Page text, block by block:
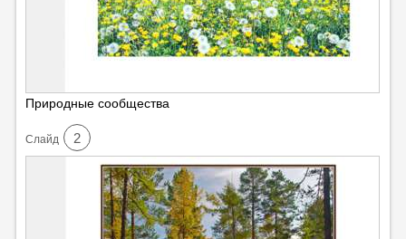
Природные сообщества
Cлайд 2